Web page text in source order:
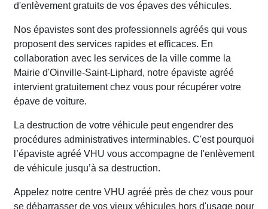
d'enlèvement gratuits de vos épaves des véhicules.
Nos épavistes sont des professionnels agréés qui vous
proposent des services rapides et efficaces. En
collaboration avec les services de la ville comme la
Mairie d'Oinville-Saint-Liphard, notre épaviste agréé
intervient gratuitement chez vous pour récupérer votre
épave de voiture.
La destruction de votre véhicule peut engendrer des
procédures administratives interminables. C'est pourquoi
l’épaviste agréé VHU vous accompagne de l'enlèvement
de véhicule jusqu’à sa destruction.
Appelez notre centre VHU agréé près de chez vous pour
se débarrasser de vos vieux véhicules hors d'usage pour